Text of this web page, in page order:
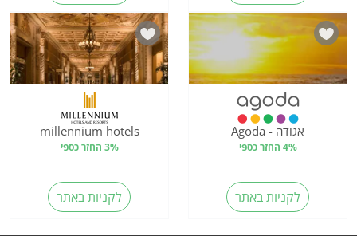
אגודה - Agoda
4% החזר כספי
לקניות באתר
millennium hotels
3% החזר כספי
לקניות באתר